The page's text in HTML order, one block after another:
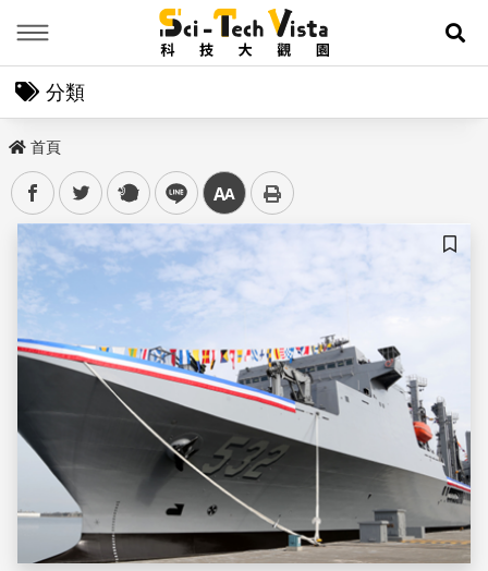
展
分類
首頁
facebooktwitter plurk line 中
儲存